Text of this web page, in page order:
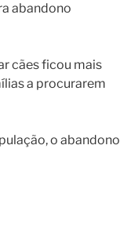
abandono
cães ficou mais
a procurarem
o abandono